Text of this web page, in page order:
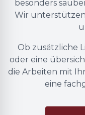
besonders
Wir
Ob zusätzliche
oder eine
die Arbeiten mit
eine